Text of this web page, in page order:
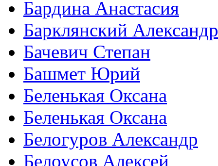
Бардина Анастасия
Барклянский Александр
Бачевич Степан
Башмет Юрий
Беленькая Оксана
Беленькая Оксана
Белогуров Александр
Белоусов Алексей